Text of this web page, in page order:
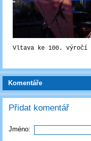
Vltava ke 100. výročí
Komentáře
Přidat komentář
Jméno: